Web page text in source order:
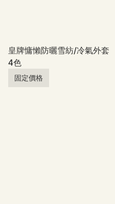
皇牌慵懶防曬雪紡/冷氣外套
4色
固定價格